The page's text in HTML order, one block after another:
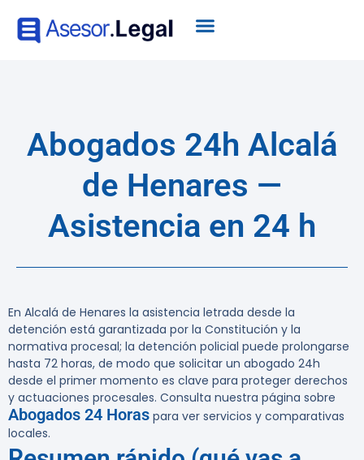
Abogados 24h Alcalá
de Henares —
Asistencia en 24 h
En Alcalá de Henares la asistencia letrada desde la
detención está garantizada por la Constitución y la
normativa procesal; la detención policial puede prolongarse
hasta 72 horas, de modo que solicitar un abogado 24h
desde el primer momento es clave para proteger derechos
y actuaciones procesales. Consulta nuestra página sobre
Abogados 24 Horas para ver servicios y comparativas
locales.